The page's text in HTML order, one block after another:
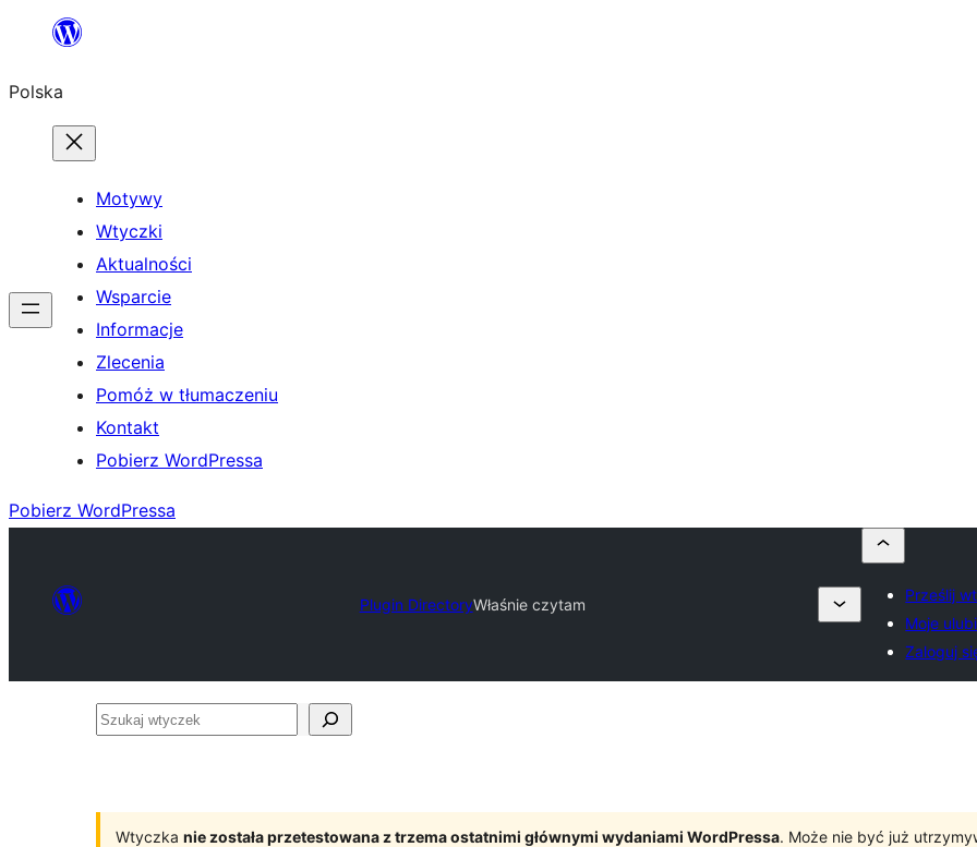
Przejdź
treści
Polska
Motywy
Wtyczki
Aktualności
Wsparcie
Informacje
Zlecenia
Pomóż w tłumaczeniu
Kontakt
Pobierz WordPressa
Pobierz WordPressa
Plugin DirectoryWłaśnie czytam
Prześlij
Moje
Zaloguj
Szukaj
Wtyczka nie została przetestowana z trzema ostatnimi głównymi wydaniami WordPressa. Może nie być już